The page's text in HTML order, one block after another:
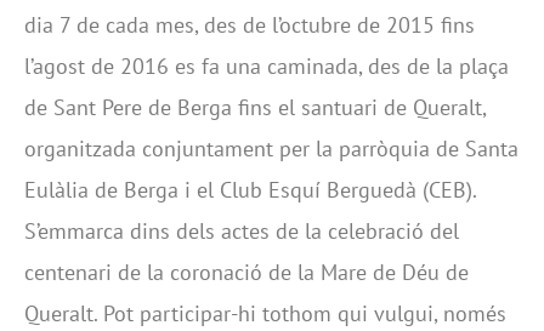
dia 7 de cada mes, des de l’octubre de 2015 fins
l’agost de 2016 es fa una caminada, des de la plaça
de Sant Pere de Berga fins el santuari de Queralt,
organitzada conjuntament per la parròquia de Santa
Eulàlia de Berga i el Club Esquí Berguedà (CEB).
S’emmarca dins dels actes de la celebració del
centenari de la coronació de la Mare de Déu de
Queralt. Pot participar-hi tothom qui vulgui, només